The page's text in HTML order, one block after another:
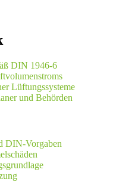
DIN 1946-6
Lüftungssysteme
und Behörden
DIN-Vorgaben